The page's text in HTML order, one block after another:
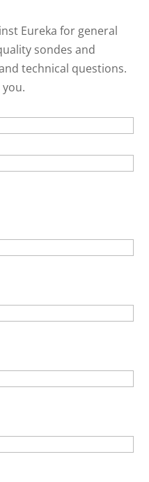
Eureka for general
sondes and
technical questions.